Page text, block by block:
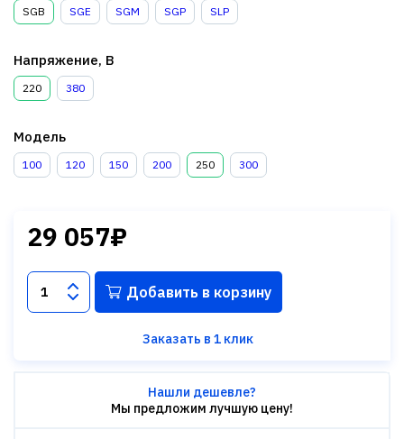
SGB SGE SGM SGP SLP
Напряжение, В
220 380
Модель
100 120 150 200 250 300
29 057₽
Добавить в корзину
Заказать в 1 клик
Нашли дешевле?
Мы предложим лучшую цену!